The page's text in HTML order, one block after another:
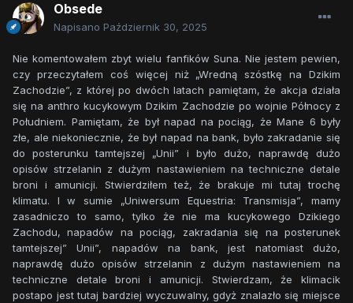
Obsede
Napisano Październik 30, 2025
Nie komentowałem zbyt wielu fanfików Suna. Nie jestem pewien,
czy przeczytałem coś więcej niż „Wredną szóstkę na Dzikim
Zachodzie”, z której po dwóch latach pamiętam, że akcja działa
się na anthro kucykowym Dzikim Zachodzie po wojnie Północy z
Południem. Pamiętam, że był napad na pociąg, że Mane 6 były
złe, ale niekoniecznie, że był napad na bank, było zakradanie się
do posterunku tamtejszej „Unii” i było dużo, naprawdę dużo
opisów strzelanin z dużym nastawieniem na techniczne detale
broni i amunicji. Stwierdziłem też, że brakuje mi tutaj trochę
klimatu. I w sumie „Uniwersum Equestria: Transmisja”, mamy
zasadniczo to samo, tylko że nie ma kucykowego Dzikiego
Zachodu, napadów na pociąg, zakradania się na posterunek
tamtejszej” Unii”, napadów na bank, jest natomiast dużo,
naprawdę dużo opisów strzelanin z dużym nastawieniem na
techniczne detale broni i amunicji. Stwierdzam, że klimacik
postapo jest tutaj bardziej wyczuwalny, gdyż znalazło się miejsce